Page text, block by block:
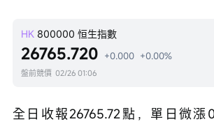
HK 800000 恒生指數
26765.720 +0.000 +0.00%
盤前競價 02/26 01:06
全日收報26765.72點，單日微漲